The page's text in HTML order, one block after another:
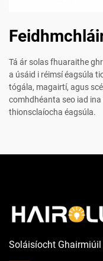
Tá ár solas fhuaraithe
a úsáid i réimsí éagsúla
tógála, magairtí, agus
comhdhéanta seo iad
thionsclaíocha éagsúla.
Soláisíocht